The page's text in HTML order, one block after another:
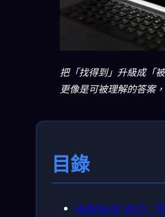
把「找得到」升級成「
更像是可被理解的答案
目錄
HubSpot AEO：